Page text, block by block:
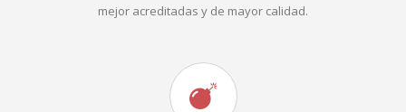
mejor acreditadas y de mayor calidad.